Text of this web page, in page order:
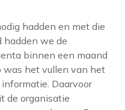
hadden en met die
hadden we de
binnen een maand
was het vullen van het
Daarvoor
de organisatie